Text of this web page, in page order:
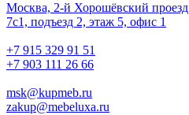
Москва, 2-й Хорошёвский проезд
7с1, подъезд 2, этаж 5, офис 1
+7 915 329 91 51
+7 903 111 26 66
msk@kupmeb.ru
zakup@mebeluxa.ru